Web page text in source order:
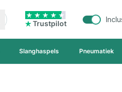
Trustpilot
Slanghaspels Pneumatiek